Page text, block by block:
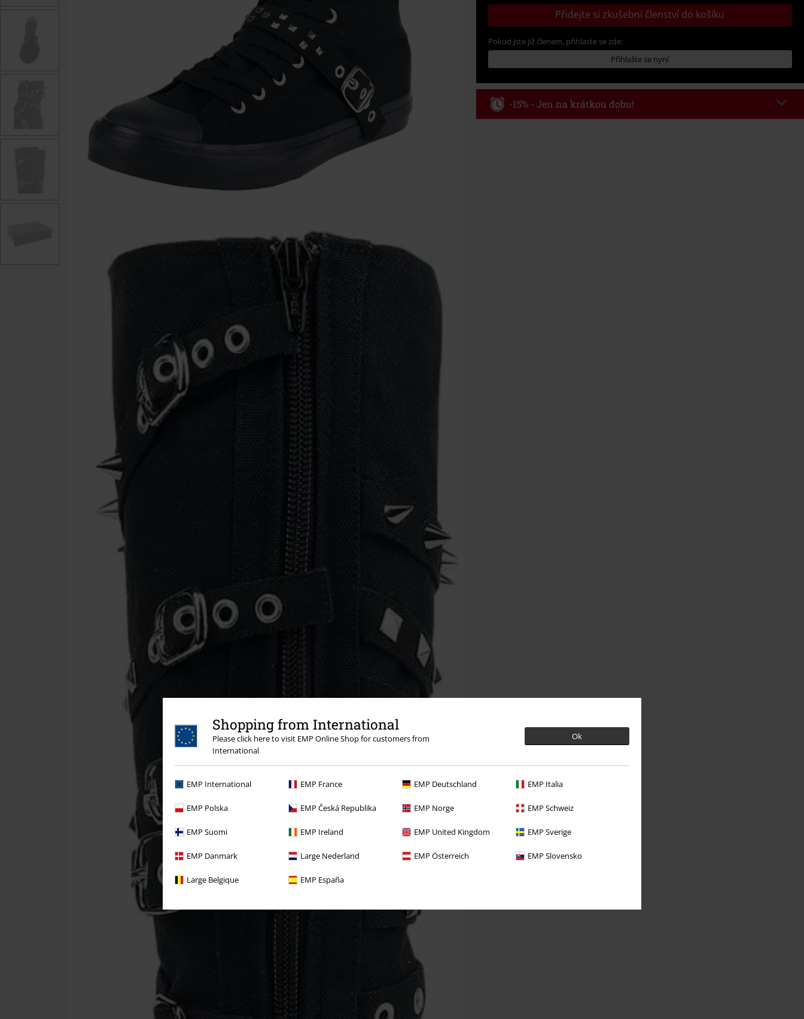
Shopping from International
Please click here to visit EMP Online Shop for customers from
International
Ok
EMP International EMP France EMP Deutschland EMP Italia
EMP Polska EMP Česká Republika EMP Norge EMP Schweiz
EMP Suomi EMP Ireland EMP United Kingdom EMP Sverige
EMP Danmark Large Nederland EMP Österreich EMP Slovensko
Large Belgique EMP España
Přidejte si zkušební členství do košíku
Pokud jste již členem, přihlaste se zde:
Přihlašte se nyní
-15% - Jen na krátkou dobu!